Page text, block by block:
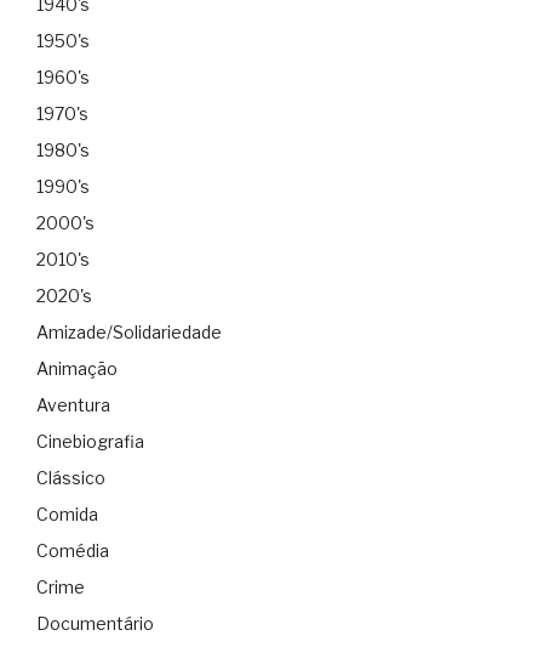
1940's
1950's
1960's
1970's
1980's
1990's
2000's
2010's
2020's
Amizade/Solidariedade
Animação
Aventura
Cinebiografia
Clássico
Comida
Comédia
Crime
Documentário